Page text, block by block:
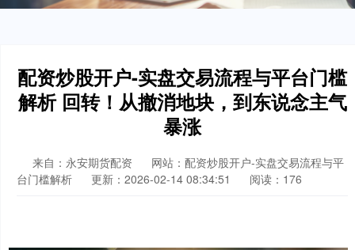
配资炒股开户-实盘交易流程与平台门槛
解析 回转！从撤消地块，到东说念主气
暴涨
来自：永安期货配资
网站：配资炒股开户-实盘交易流程与平
台门槛解析
更新：2026-02-14 08:34:51 阅读：176